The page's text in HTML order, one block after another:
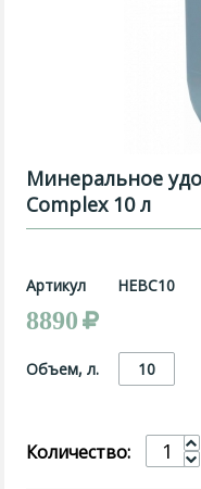
Минеральное
Complex 10 л
Артикул HEBC10
8890
Объем, л. 10
Количество: